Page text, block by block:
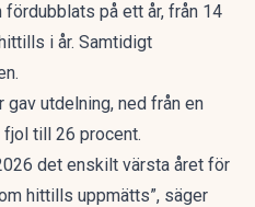
fördubblats på ett år, från 14
i år. Samtidigt
gav utdelning, ned från en
till 26 procent.
det enskilt värsta året för
hittills uppmätts”, säger